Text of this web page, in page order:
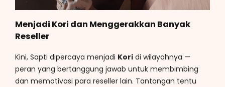
Menjadi Kori dan Menggerakkan Banyak
Reseller
Kini, Sapti dipercaya menjadi Kori di wilayahnya —
peran yang bertanggung jawab untuk membimbing
dan memotivasi para reseller lain. Tantangan tentu